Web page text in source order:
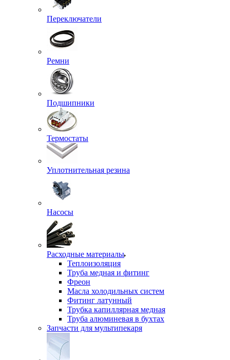
Переключатели
Ремни
Подшипники
Термостаты
Уплотнительная резина
Насосы
Расходные материалы
Теплоизоляция
Труба медная и фитинг
Фреон
Масла холодильных систем
Фитинг латунный
Трубка капиллярная медная
Труба алюминевая в бухтах
Запчасти для мультипекаря